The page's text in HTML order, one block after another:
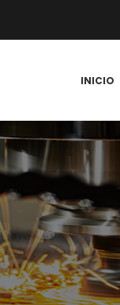
INICIO